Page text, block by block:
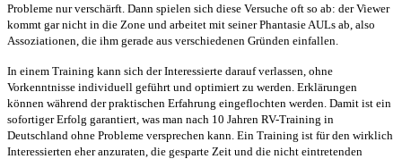
Probleme nur verschärft. Dann spielen sich diese Versuche oft so ab: der Viewer
kommt gar nicht in die Zone und arbeitet mit seiner Phantasie AULs ab, also
Assoziationen, die ihm gerade aus verschiedenen Gründen einfallen.
In einem Training kann sich der Interessierte darauf verlassen, ohne
Vorkenntnisse individuell geführt und optimiert zu werden. Erklärungen
können während der praktischen Erfahrung eingeflochten werden. Damit ist ein
sofortiger Erfolg garantiert, was man nach 10 Jahren RV-Training in
Deutschland ohne Probleme versprechen kann. Ein Training ist für den wirklich
Interessierten eher anzuraten, die gesparte Zeit und die nicht eintretenden